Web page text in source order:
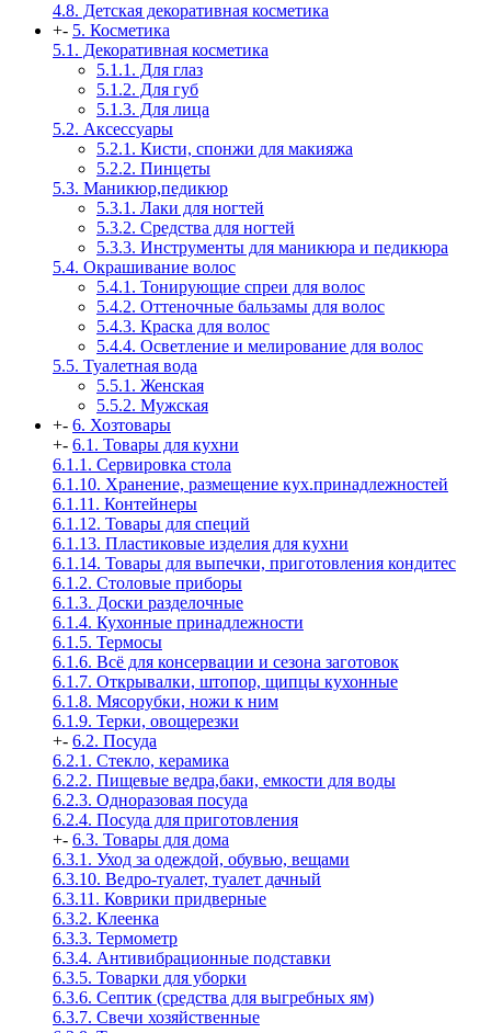
4.8. Детская декоративная косметика
+- 5. Косметика
5.1. Декоративная косметика
5.1.1. Для глаз
5.1.2. Для губ
5.1.3. Для лица
5.2. Аксессуары
5.2.1. Кисти, спонжи для макияжа
5.2.2. Пинцеты
5.3. Маникюр,педикюр
5.3.1. Лаки для ногтей
5.3.2. Средства для ногтей
5.3.3. Инструменты для маникюра и педикюра
5.4. Окрашивание волос
5.4.1. Тонирующие спреи для волос
5.4.2. Оттеночные бальзамы для волос
5.4.3. Краска для волос
5.4.4. Осветление и мелирование для волос
5.5. Туалетная вода
5.5.1. Женская
5.5.2. Мужская
+- 6. Хозтовары
+- 6.1. Товары для кухни
6.1.1. Сервировка стола
6.1.10. Хранение, размещение кух.принадлежностей
6.1.11. Контейнеры
6.1.12. Товары для специй
6.1.13. Пластиковые изделия для кухни
6.1.14. Товары для выпечки, приготовления кондитес
6.1.2. Столовые приборы
6.1.3. Доски разделочные
6.1.4. Кухонные принадлежности
6.1.5. Термосы
6.1.6. Всё для консервации и сезона заготовок
6.1.7. Открывалки, штопор, щипцы кухонные
6.1.8. Мясорубки, ножи к ним
6.1.9. Терки, овощерезки
+- 6.2. Посуда
6.2.1. Стекло, керамика
6.2.2. Пищевые ведра,баки, емкости для воды
6.2.3. Одноразовая посуда
6.2.4. Посуда для приготовления
+- 6.3. Товары для дома
6.3.1. Уход за одеждой, обувью, вещами
6.3.10. Ведро-туалет, туалет дачный
6.3.11. Коврики придверные
6.3.2. Клеенка
6.3.3. Термометр
6.3.4. Антивибрационные подставки
6.3.5. Товарки для уборки
6.3.6. Септик (средства для выгребных ям)
6.3.7. Свечи хозяйственные